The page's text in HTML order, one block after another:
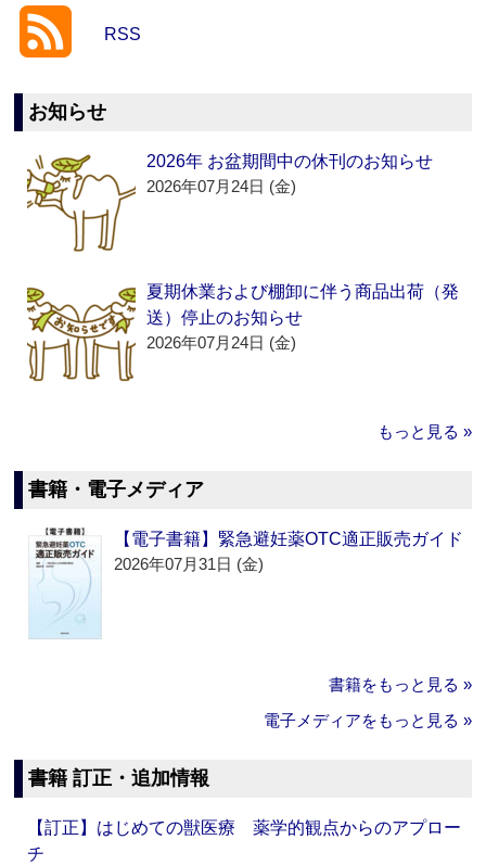
RSS
お知らせ
2026年 お盆期間中の休刊のお知らせ
2026年07月24日 (金)
夏期休業および棚卸に伴う商品出荷（発
送）停止のお知らせ
2026年07月24日 (金)
もっと見る »
書籍・電子メディア
【電子書籍】緊急避妊薬OTC適正販売ガイド
2026年07月31日 (金)
書籍をもっと見る »
電子メディアをもっと見る »
書籍 訂正・追加情報
【訂正】はじめての獣医療 薬学的観点からのアプロー
チ